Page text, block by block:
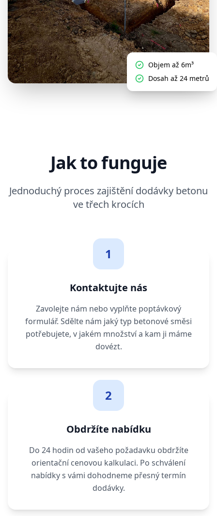
Objem až 6m³
Dosah až 24 metrů
Jak to funguje
Jednoduchý proces zajištění dodávky betonu
ve třech krocích
1
Kontaktujte nás
Zavolejte nám nebo vyplňte poptávkový
formulář. Sdělte nám jaký typ betonové směsi
potřebujete, v jakém množství a kam ji máme
dovézt.
2
Obdržíte nabídku
Do 24 hodin od vašeho požadavku obdržíte
orientační cenovou kalkulaci. Po schválení
nabídky s vámi dohodneme přesný termín
dodávky.